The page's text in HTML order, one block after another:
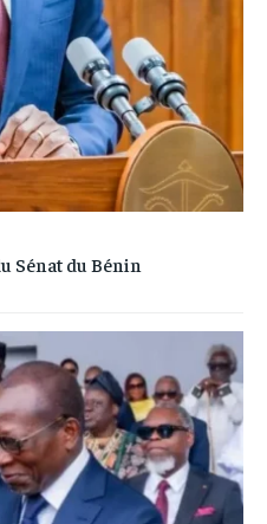
Sénat du Bénin